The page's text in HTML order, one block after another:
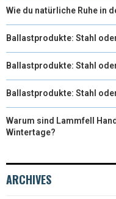
Wie du natürliche Ruhe in
Ballastprodukte: Stahl
Ballastprodukte: Stahl
Ballastprodukte: Stahl
Warum sind Lammfell
Wintertage?
ARCHIVES